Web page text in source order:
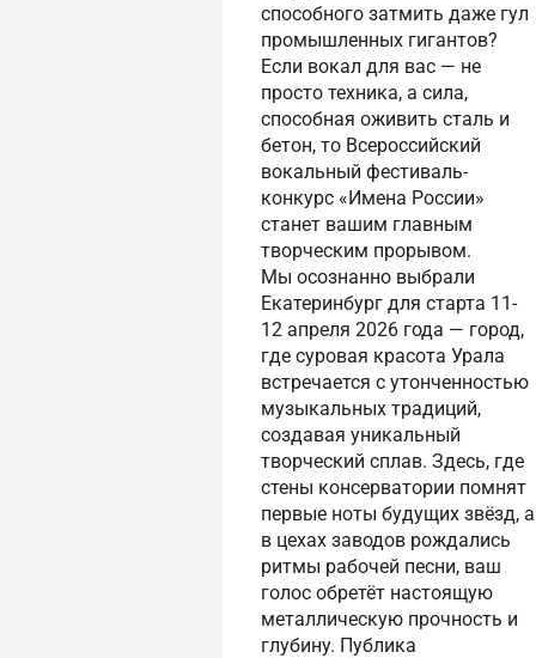
способного затмить даже гул
промышленных гигантов?
Если вокал для вас — не
просто техника, а сила,
способная оживить сталь и
бетон, то Всероссийский
вокальный фестиваль-
конкурс «Имена России»
станет вашим главным
творческим прорывом.
Мы осознанно выбрали
Екатеринбург для старта 11-
12 апреля 2026 года — город,
где суровая красота Урала
встречается с утонченностью
музыкальных традиций,
создавая уникальный
творческий сплав. Здесь, где
стены консерватории помнят
первые ноты будущих звёзд, а
в цехах заводов рождались
ритмы рабочей песни, ваш
голос обретёт настоящую
металлическую прочность и
глубину. Публика